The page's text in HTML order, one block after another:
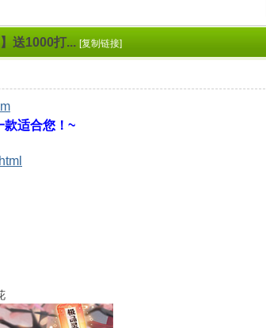
送1000打... [复制链接]
款适合您！~